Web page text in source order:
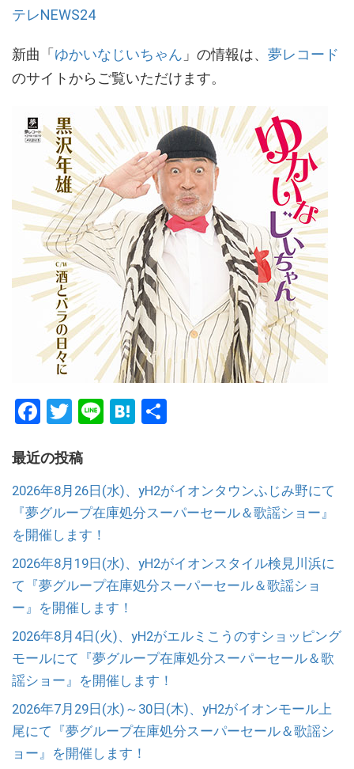
テレNEWS24
新曲「 ゆかいなじいちゃん 」の情報は、 夢レコード
のサイトからご覧いただけます。
Facebook
Twitter
LineHatena
最近の投稿
2026年8月26日(水)、yH2がイオンタウンふじみ野にて
『夢グループ在庫処分スーパーセール＆歌謡ショー』
を開催します！
2026年8月19日(水)、yH2がイオンスタイル検見川浜に
て『夢グループ在庫処分スーパーセール＆歌謡ショ
ー』を開催します！
2026年8月4日(火)、yH2がエルミこうのすショッピング
モールにて『夢グループ在庫処分スーパーセール＆歌
謡ショー』を開催します！
2026年7月29日(水)～30日(木)、yH2がイオンモール上
尾にて『夢グループ在庫処分スーパーセール＆歌謡シ
ョー』を開催します！